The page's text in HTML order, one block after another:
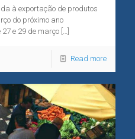
à exportação de produtos
do próximo ano
27 e 29 de março […]
Read more